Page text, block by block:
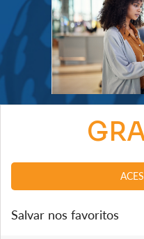
Salvar nos favoritos